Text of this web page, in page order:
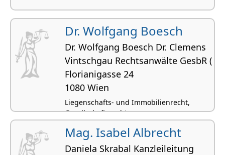
Dr. Wolfgang Boesch
Dr. Wolfgang Boesch Dr. Clemens
Vintschgau Rechtsanwälte GesbR (
Florianigasse 24
1080 Wien
Liegenschafts- und Immobilienrecht,
Gesellschaftsrecht,
Gesellschaftsgründungen, Inkassowesen,
Exekutionsrecht
Mag. Isabel Albrecht
Daniela Skrabal Kanzleileitung